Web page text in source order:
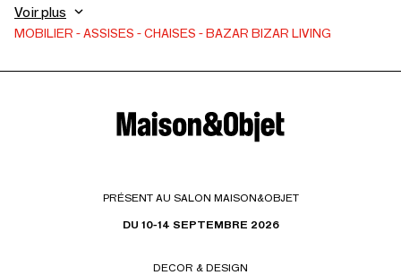
Son design unique et naturellement organique insuffle une
ambiance insulaire à tout espace extérieur ou salon.
par une atmosphère tropicale apaisante. Comme il s’agit
matériaux naturels, de légères imperfections, variations de
couleur ou différences subtiles font partie de son charme
Voir plus
MOBILIER ASSISES CHAISES BAZAR BIZAR LIVING
PRÉSENT AU SALON MAISON&OBJET
DU 10-14 SEPTEMBRE 2026
DECOR & DESIGN